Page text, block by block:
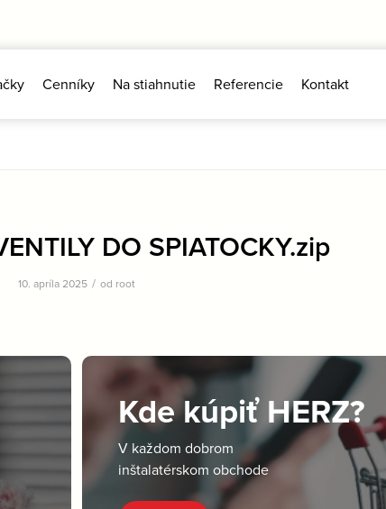
Cenníky Na stiahnutie Referencie Kontakt
DO SPIATOCKY.zip
10. apríla 2025 / od root
Kde kúpiť HERZ?
V každom dobrom
inštalatérskom obchode